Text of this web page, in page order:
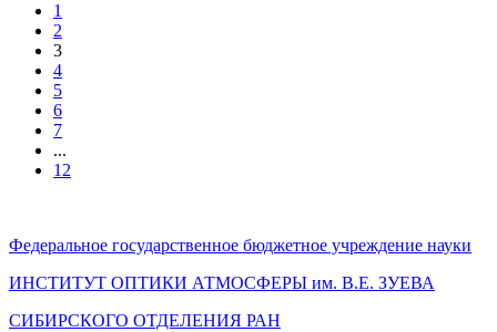
1
2
3
4
5
6
7
...
12
Федеральное государственное бюджетное учреждение науки
ИНСТИТУТ ОПТИКИ АТМОСФЕРЫ им. В.Е. ЗУЕВА
СИБИРСКОГО ОТДЕЛЕНИЯ РАН